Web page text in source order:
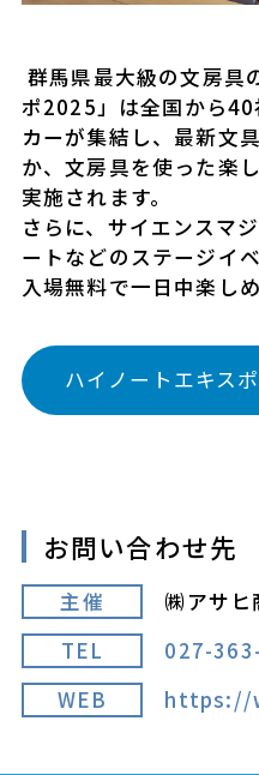
群馬県最大級の文房具
ポ2025」は全国から40
カーが集結し、最新文
か、文房具を使った楽
実施されます。
さらに、サイエンスマ
ートなどのステージイ
入場無料で一日中楽し
ハイノートエキス
お問い合わせ先
主催
㈱アサヒ
TEL
027-
WEB
https://